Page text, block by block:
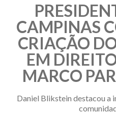
CAMPINAS
CRIAÇÃO
EM
MARCO
Daniel Blikstein destacou a